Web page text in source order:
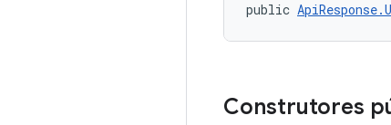
public
Construtores